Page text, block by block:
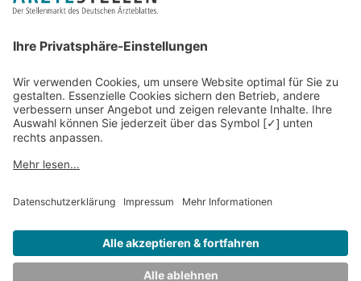
Kontakt
Datenschutz
Newsletter